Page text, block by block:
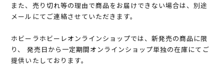
また、売り切れ等の理由で商品をお届けできない場合は、別途
メールにてご連絡させていただきます。
ホビーラホビーレオンラインショップでは、新発売の商品に限
り、 発売日から一定期間オンラインショップ単独の在庫にてご
提供いたしております。